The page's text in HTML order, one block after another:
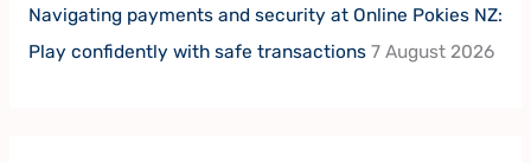
Navigating payments and security at Online Pokies NZ:
Play confidently with safe transactions 7 August 2026